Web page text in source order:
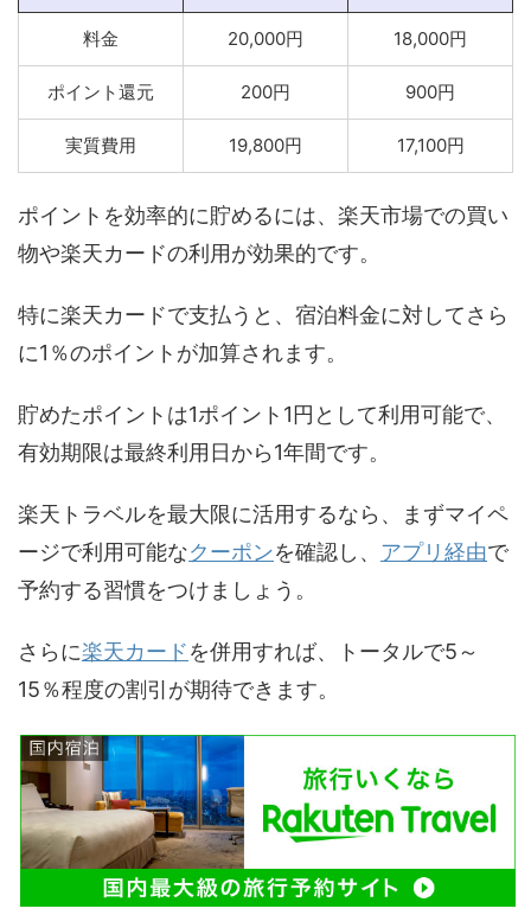
料金 20,000円 18,000円
ポイント還元 200円 900円
実質費用 19,800円 17,100円
ポイントを効率的に貯めるには、楽天市場での買い
物や楽天カードの利用が効果的です。
特に楽天カードで支払うと、宿泊料金に対してさら
に1％のポイントが加算されます。
貯めたポイントは1ポイント1円として利用可能で、
有効期限は最終利用日から1年間です。
楽天トラベルを最大限に活用するなら、まずマイペ
ージで利用可能なクーポンを確認し、 アプリ経由で
予約する習慣をつけましょう。
さらに楽天カードを併用すれば、トータルで5～
15％程度の割引が期待できます。